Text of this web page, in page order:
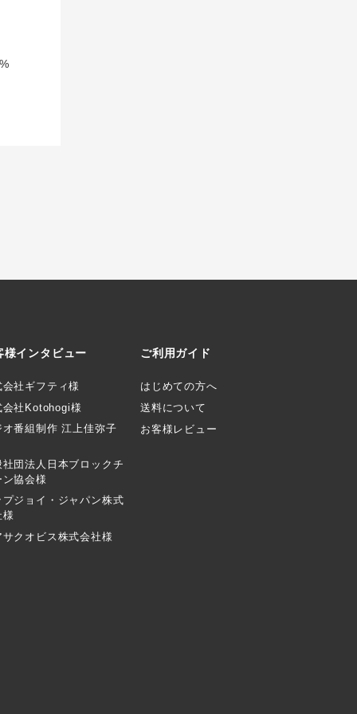
様インタビュー
会社ギフティ様
会社Kotohogi様
オ番組制作 江上佳弥子
社団法人日本ブロックチ
ン協会様
プジョイ・ジャパン株式
様
サクオビス株式会社様
ご利用ガイド
はじめての方へ
送料について
お客様レビュー